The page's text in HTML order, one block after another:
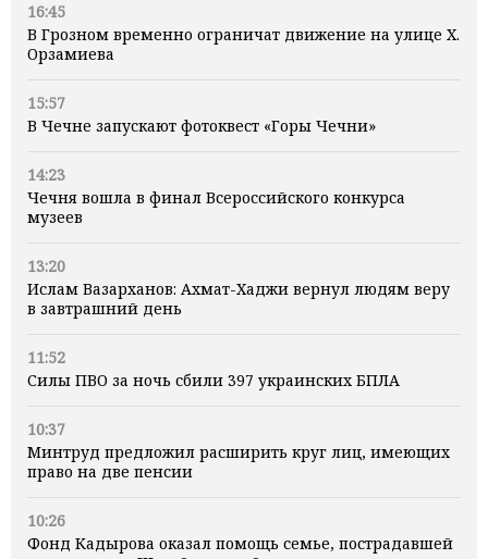
16:45
В Грозном временно ограничат движение на улице Х.
Орзамиева
15:57
В Чечне запускают фотоквест «Горы Чечни»
14:23
Чечня вошла в финал Всероссийского конкурса
музеев
13:20
Ислам Вазарханов: Ахмат-Хаджи вернул людям веру
в завтрашний день
11:52
Силы ПВО за ночь сбили 397 украинских БПЛА
10:37
Минтруд предложил расширить круг лиц, имеющих
право на две пенсии
10:26
Фонд Кадырова оказал помощь семье, пострадавшей